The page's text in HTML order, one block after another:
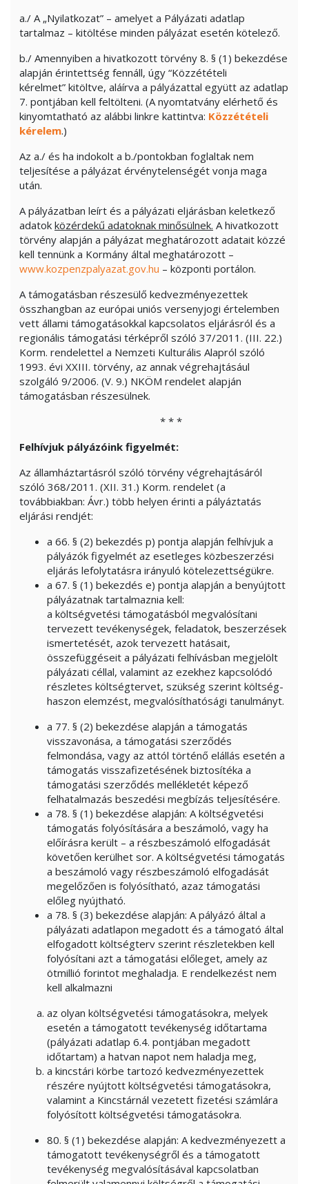
a./ A „Nyilatkozat” – amelyet a Pályázati adatlap
tartalmaz – kitöltése minden pályázat esetén kötelező.
b./ Amennyiben a hivatkozott törvény 8. § (1) bekezdése
alapján érintettség fennáll, úgy “Közzétételi
kérelmet” kitöltve, aláírva a pályázattal együtt az adatlap
7. pontjában kell feltölteni. (A nyomtatvány elérhető és
kinyomtatható az alábbi linkre kattintva: Közzétételi
kérelem.)
Az a./ és ha indokolt a b./pontokban foglaltak nem
teljesítése a pályázat érvénytelenségét vonja maga
után.
A pályázatban leírt és a pályázati eljárásban keletkező
adatok közérdekű adatoknak minősülnek. A hivatkozott
törvény alapján a pályázat meghatározott adatait közzé
kell tennünk a Kormány által meghatározott –
www.kozpenzpalyazat.gov.hu – központi portálon.
A támogatásban részesülő kedvezményezettek
összhangban az európai uniós versenyjogi értelemben
vett állami támogatásokkal kapcsolatos eljárásról és a
regionális támogatási térképről szóló 37/2011. (III. 22.)
Korm. rendelettel a Nemzeti Kulturális Alapról szóló
1993. évi XXIII. törvény, az annak végrehajtásául
szolgáló 9/2006. (V. 9.) NKÖM rendelet alapján
támogatásban részesülnek.
* * *
Felhívjuk pályázóink figyelmét:
Az államháztartásról szóló törvény végrehajtásáról
szóló 368/2011. (XII. 31.) Korm. rendelet (a
továbbiakban: Ávr.) több helyen érinti a pályáztatás
eljárási rendjét:
a 66. § (2) bekezdés p) pontja alapján felhívjuk a
pályázók figyelmét az esetleges közbeszerzési
eljárás lefolytatásra irányuló kötelezettségükre.
a 67. § (1) bekezdés e) pontja alapján a benyújtott
pályázatnak tartalmaznia kell:
a költségvetési támogatásból megvalósítani
tervezett tevékenységek, feladatok, beszerzések
ismertetését, azok tervezett hatásait,
összefüggéseit a pályázati felhívásban megjelölt
pályázati céllal, valamint az ezekhez kapcsolódó
részletes költségtervet, szükség szerint költség-
haszon elemzést, megvalósíthatósági tanulmányt.
a 77. § (2) bekezdése alapján a támogatás
visszavonása, a támogatási szerződés
felmondása, vagy az attól történő elállás esetén a
támogatás visszafizetésének biztosítéka a
támogatási szerződés mellékletét képező
felhatalmazás beszedési megbízás teljesítésére.
a 78. § (1) bekezdése alapján: A költségvetési
támogatás folyósítására a beszámoló, vagy ha
előírásra került – a részbeszámoló elfogadását
követően kerülhet sor. A költségvetési támogatás
a beszámoló vagy részbeszámoló elfogadását
megelőzően is folyósítható, azaz támogatási
előleg nyújtható.
a 78. § (3) bekezdése alapján: A pályázó által a
pályázati adatlapon megadott és a támogató által
elfogadott költségterv szerint részletekben kell
folyósítani azt a támogatási előleget, amely az
ötmillió forintot meghaladja. E rendelkezést nem
kell alkalmazni
az olyan költségvetési támogatásokra, melyek
esetén a támogatott tevékenység időtartama
(pályázati adatlap 6.4. pontjában megadott
időtartam) a hatvan napot nem haladja meg,
a kincstári körbe tartozó kedvezményezettek
részére nyújtott költségvetési támogatásokra,
valamint a Kincstárnál vezetett fizetési számlára
folyósított költségvetési támogatásokra.
80. § (1) bekezdése alapján: A kedvezményezett a
támogatott tevékenységről és a támogatott
tevékenység megvalósításával kapcsolatban